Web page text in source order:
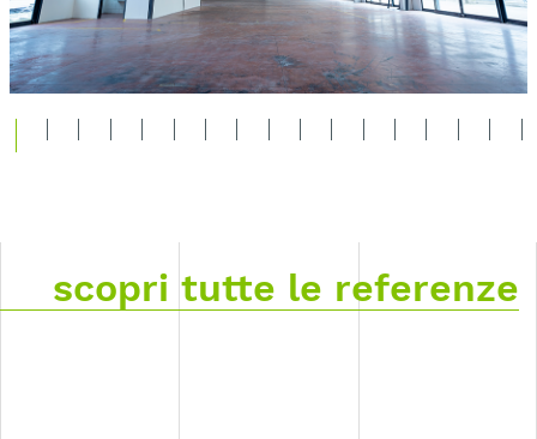
scopri tutte le referenze